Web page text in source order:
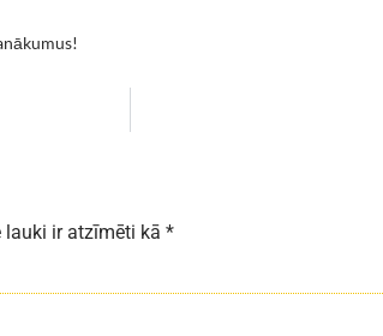
lauki ir atzīmēti kā *